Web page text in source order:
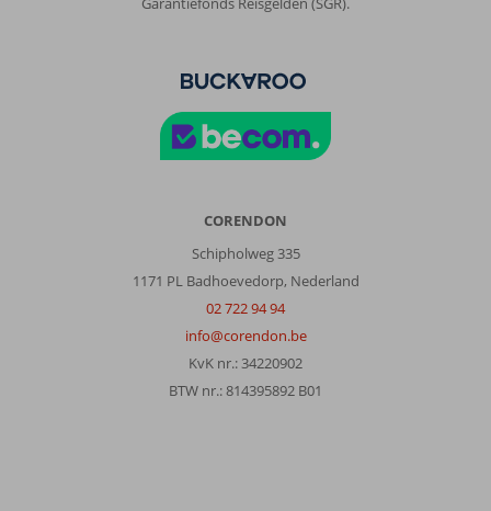
CORENDON
Schipholweg 335
1171 PL Badhoevedorp, Nederland
02 722 94 94
info@corendon.be
KvK nr.: 34220902
BTW nr.: 814395892 B01